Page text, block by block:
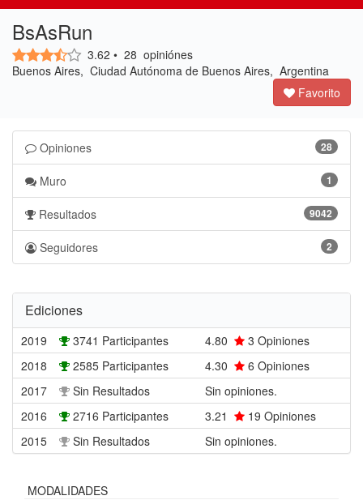
BsAsRun
3.62 • 28 opiniónes
Buenos Aires, Ciudad Autónoma de Buenos Aires, Argentina
Favorito
28
Opiniones
1
Muro
9042
Resultados
2
Seguidores
Ediciones
2019 3741 Participantes 4.80 3 Opiniones
2018
2585 Participantes 4.30 6 Opiniones
2017
Sin Resultados
Sin opiniones.
2016
2716 Participantes 3.21 19 Opiniones
2015
Sin Resultados Sin opiniones.
MODALIDADES